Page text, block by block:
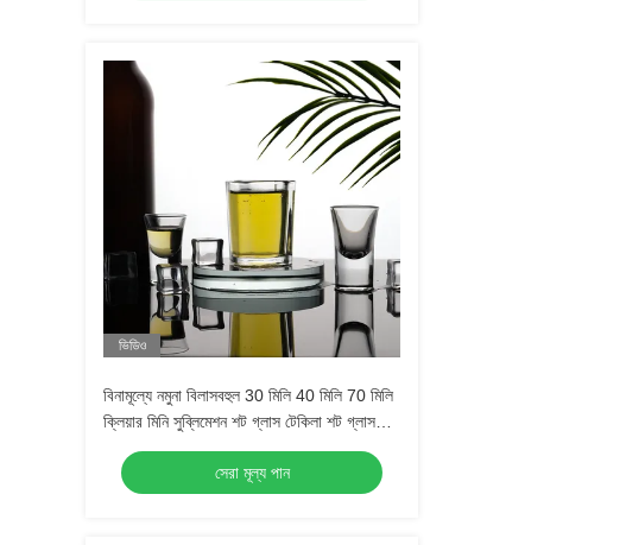
ভিডিও
বিনামূল্যে নমুনা বিলাসবহুল 30 মিলি 40 মিলি 70 মিলি
ক্লিয়ার মিনি সুব্লিমেশন শট গ্লাস টেকিলা শট গ্লাস
এসপ্রেসো শট গ্লাস
সেরা মূল্য পান